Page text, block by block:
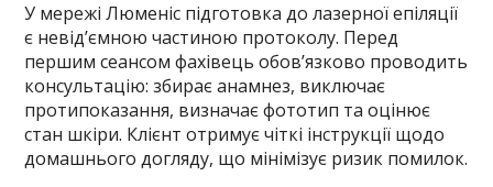
У мережі Люменіс підготовка до лазерної епіляції
є невід’ємною частиною протоколу. Перед
першим сеансом фахівець обов’язково проводить
консультацію: збирає анамнез, виключає
протипоказання, визначає фототип та оцінює
стан шкіри. Клієнт отримує чіткі інструкції щодо
домашнього догляду, що мінімізує ризик помилок.